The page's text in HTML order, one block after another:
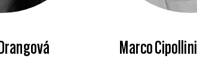
Marco Cipollini